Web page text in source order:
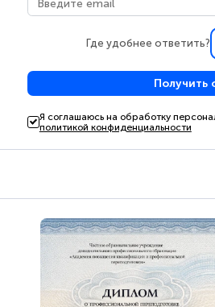
Где удобнее ответить?
Получить
Я соглашаюсь на обработку
политикой конфиденциальности